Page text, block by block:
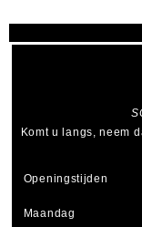
Komt u langs, neem
Openingstijden
Maandag